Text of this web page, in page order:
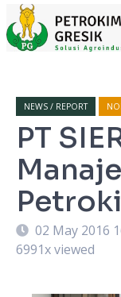
NEWS / REPORT
PT
02 May 2016
6991x viewed